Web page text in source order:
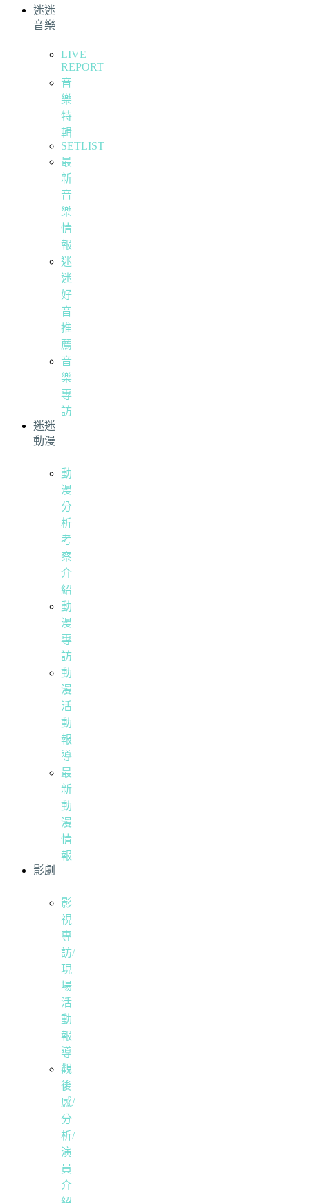
迷迷
音樂
LIVE
REPORT
音
樂
特
輯
SETLIST
最
新
音
樂
情
報
迷
迷
好
音
推
薦
音
樂
專
訪
迷迷
動漫
動
漫
分
析
考
察
介
紹
動
漫
專
訪
動
漫
活
動
報
導
最
新
動
漫
情
報
影劇
影
視
專
訪/
現
場
活
動
報
導
觀
後
感/
分
析/
演
員
介